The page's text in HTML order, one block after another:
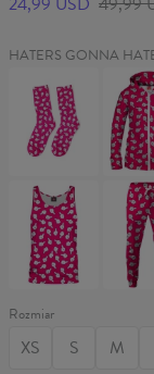
HATERS GONNA
HATERS
GONNA
HATE
bluza
HATE
Tank
Top
HATERS
GONNA
HATE
HATE
Rozmiar
XS S M